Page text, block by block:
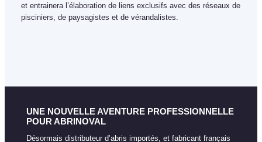
et entrainera l’élaboration de liens exclusifs avec des réseaux de
pisciniers, de paysagistes et de vérandalistes.
UNE NOUVELLE AVENTURE PROFESSIONNELLE
POUR ABRINOVAL
Désormais distributeur d’abris importés, et fabricant français